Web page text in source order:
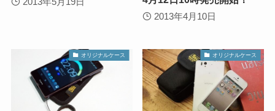
2013年4月10日
オリジナルケース オリジナルケース